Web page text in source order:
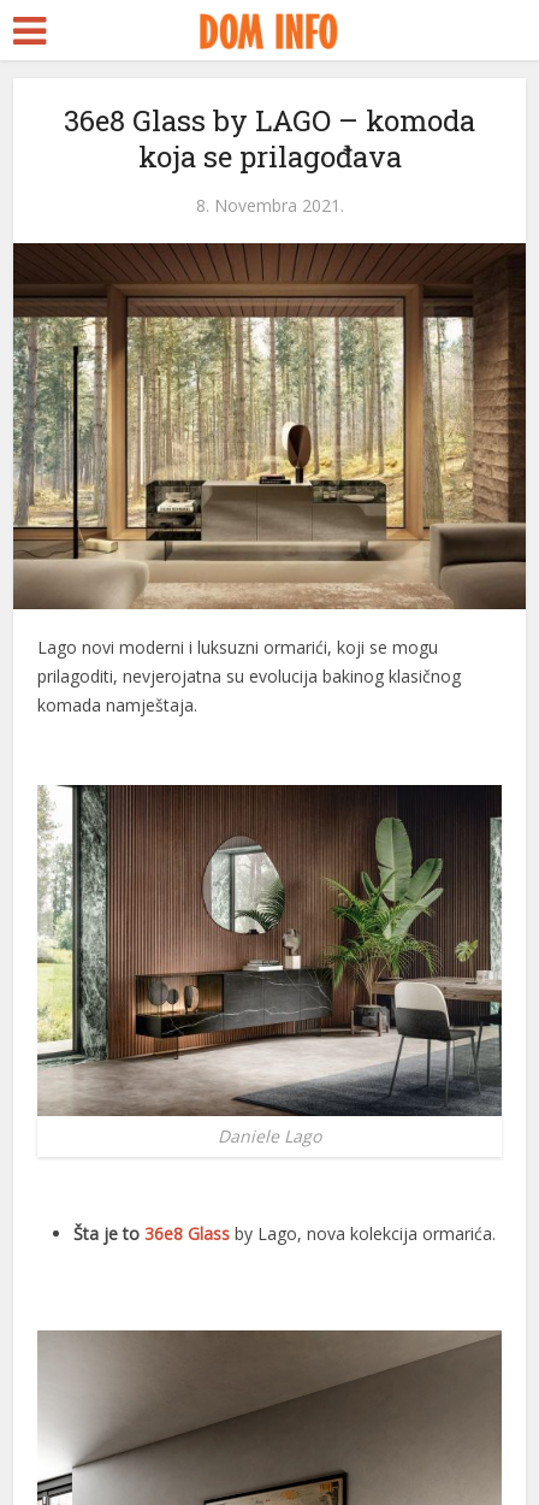
36e8 Glass by LAGO – komoda
koja se prilagođava
8. Novembra 2021.
Lago novi moderni i luksuzni ormarići, koji se mogu
prilagoditi, nevjerojatna su evolucija bakinog klasičnog
komada namještaja.
Daniele Lago
Šta je to36e8 Glass by Lago, nova kolekcija ormarića.